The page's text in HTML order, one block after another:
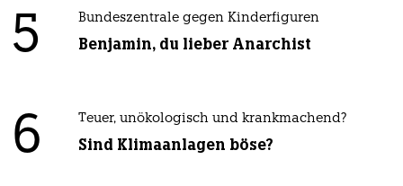
5 Bundeszentrale gegen Kinderfiguren
Benjamin, du lieber Anarchist
6 Teuer, unökologisch und krankmachend?
Sind Klimaanlagen böse?